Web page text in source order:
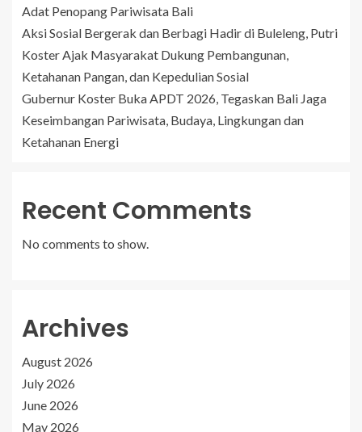
Adat Penopang Pariwisata Bali
Aksi Sosial Bergerak dan Berbagi Hadir di Buleleng, Putri
Koster Ajak Masyarakat Dukung Pembangunan,
Ketahanan Pangan, dan Kepedulian Sosial
Gubernur Koster Buka APDT 2026, Tegaskan Bali Jaga
Keseimbangan Pariwisata, Budaya, Lingkungan dan
Ketahanan Energi
Recent Comments
No comments to show.
Archives
August 2026
July 2026
June 2026
May 2026